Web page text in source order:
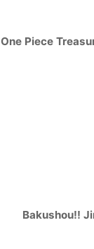
One Piece
Bakushou!!